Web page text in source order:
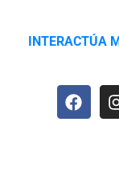
INTERACTÚA